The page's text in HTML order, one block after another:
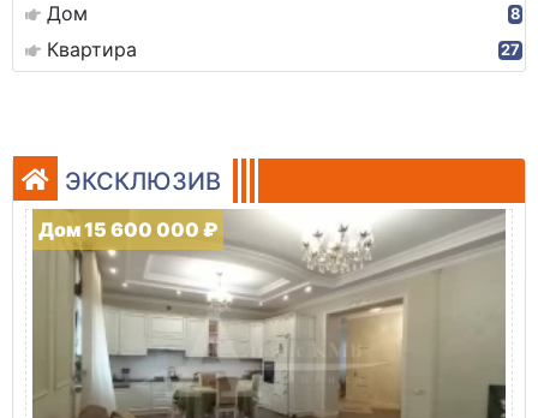
Дом 8
Квартира 27
ЭКСКЛЮЗИВ
Дом 15 600 000 ₽